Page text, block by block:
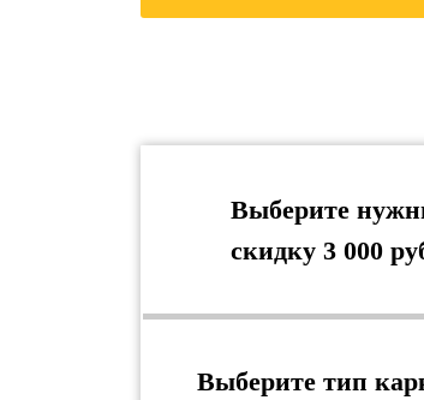
Выберите
скидку 3 000
Выберите тип